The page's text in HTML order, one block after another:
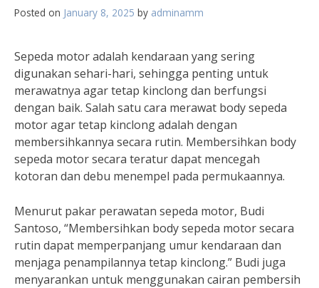
Posted on January 8, 2025 by adminamm
Sepeda motor adalah kendaraan yang sering
digunakan sehari-hari, sehingga penting untuk
merawatnya agar tetap kinclong dan berfungsi
dengan baik. Salah satu cara merawat body sepeda
motor agar tetap kinclong adalah dengan
membersihkannya secara rutin. Membersihkan body
sepeda motor secara teratur dapat mencegah
kotoran dan debu menempel pada permukaannya.
Menurut pakar perawatan sepeda motor, Budi
Santoso, “Membersihkan body sepeda motor secara
rutin dapat memperpanjang umur kendaraan dan
menjaga penampilannya tetap kinclong.” Budi juga
menyarankan untuk menggunakan cairan pembersih